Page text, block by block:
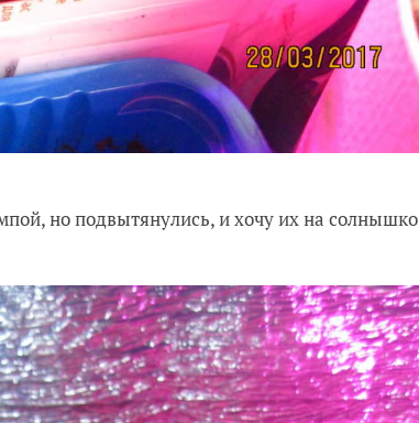
но подвытянулись, и хочу их на солнышко